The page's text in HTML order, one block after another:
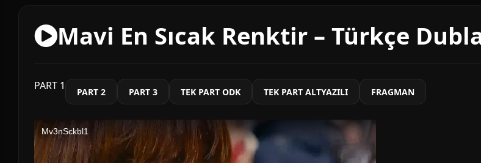
Mavi En Sıcak Renktir – Türkçe
PART 1 PART 2 PART 3 TEK PART ODK TEK PART ALTYAZILI FRAGMAN